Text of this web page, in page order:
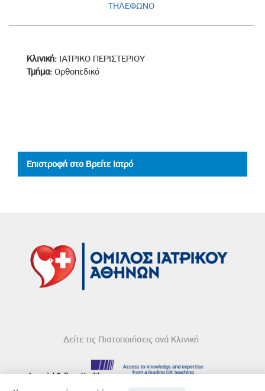
ΤΗΛΕΦΩΝΟ
Κλινική: ΙΑΤΡΙΚΟ ΠΕΡΙΣΤΕΡΙΟΥ
Τμήμα: Ορθοπεδικό
Επιστροφή στο Βρείτε Ιατρό
Δείτε τις Πιστοποιήσεις ανά Κλινική